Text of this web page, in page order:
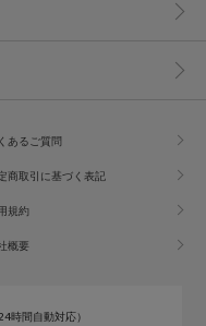
あるご質問
商取引に基づく表記
規約
概要
24時間自動対応）